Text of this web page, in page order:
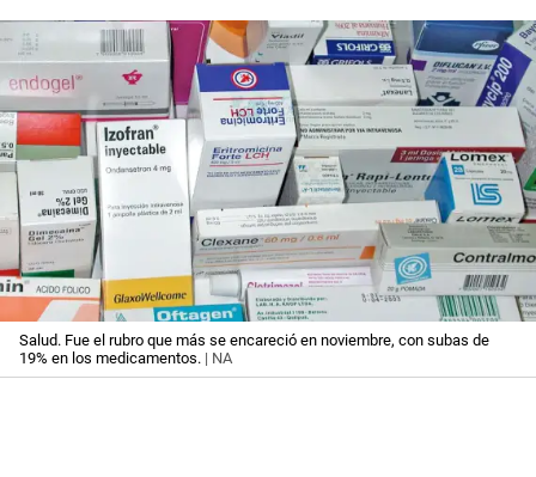
Salud. Fue el rubro que más se encareció en noviembre, con subas de
19% en los medicamentos. | NA